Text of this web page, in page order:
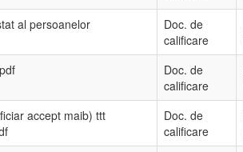
al persoanelor
Doc. de
calificare
Doc. de
calificare
accept maib) ttt
Doc. de
calificare